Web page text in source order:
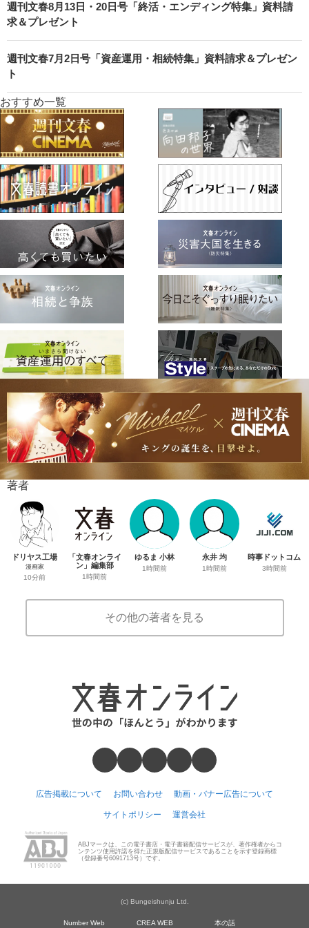
週刊文春8月13日・20日号「終活・エンディング特集」資料請
求＆プレゼント
週刊文春7月2日号「資産運用・相続特集」資料請求＆プレゼン
ト
おすすめ一覧
著者
ドリヤス工場
漫画家
10分前
「文春オンライ
ン」編集部
1時間前
ゆるま 小林
1時間前
永井 均
1時間前
時事ドットコム
3時間前
その他の著者を見る
広告掲載について お問い合わせ 動画・バナー広告について
サイトポリシー 運営会社
ABJマークは、この電子書店・電子書籍配信サービスが、著作権者からコ
ンテンツ使用許諾を得た正規版配信サービスであることを示す登録商標
（登録番号6091713号）です。
(c) Bungeishunju Ltd.
Number Web CREA WEB 本の話